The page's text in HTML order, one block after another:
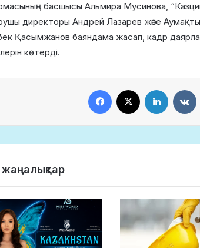
басшысы Альмира Мусинова,
директоры Андрей Лазарев және Аумақтық
Қасымжанов баяндама жасап, кадр
көтерді.
Facebook LinkedIn
жаңалықтар